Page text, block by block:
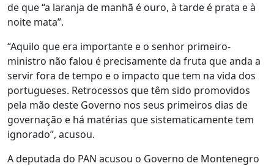
de que “a laranja de manhã é ouro, à tarde é prata e à
noite mata”.
“Aquilo que era importante e o senhor primeiro-
ministro não falou é precisamente da fruta que anda a
servir fora de tempo e o impacto que tem na vida dos
portugueses. Retrocessos que têm sido promovidos
pela mão deste Governo nos seus primeiros dias de
governação e há matérias que sistematicamente tem
ignorado”, acusou.
A deputada do PAN acusou o Governo de Montenegro